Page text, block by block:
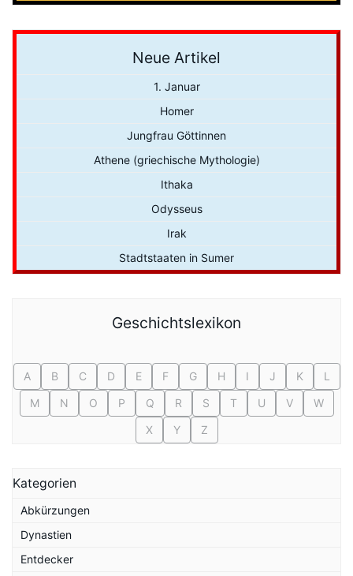
Neue Artikel
1. Januar
Homer
Jungfrau Göttinnen
Athene (griechische Mythologie)
Ithaka
Odysseus
Irak
Stadtstaaten in Sumer
Geschichtslexikon
A B C D E F G H I J K
L
M
N O P Q R S T U V
W
X
Y Z
Kategorien
Abkürzungen
Dynastien
Entdecker